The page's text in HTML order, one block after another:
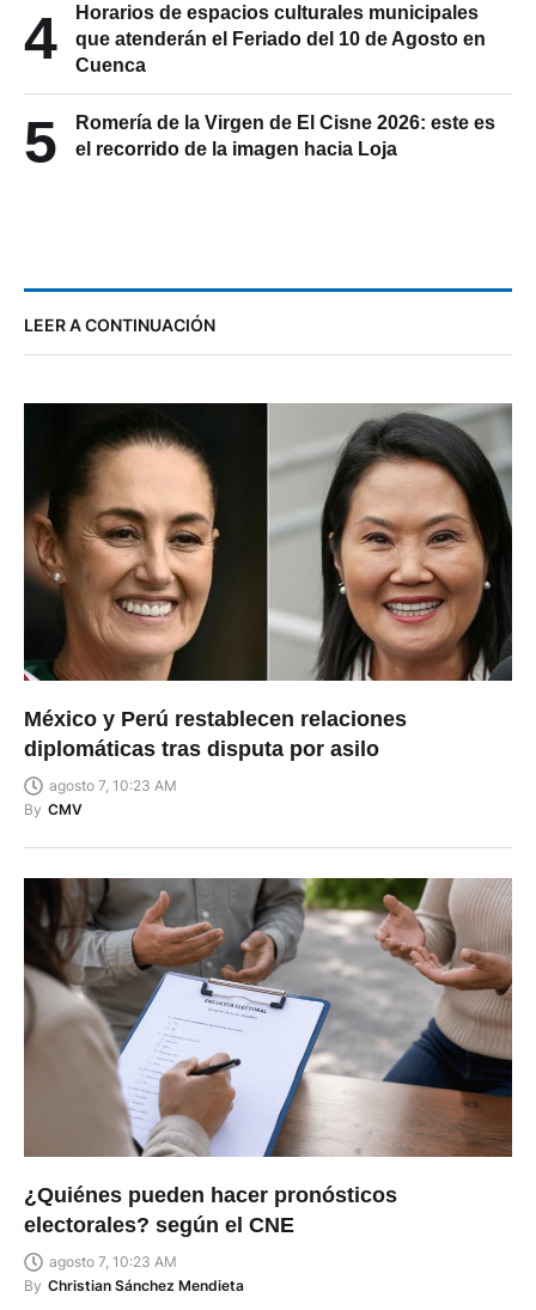
4
Horarios de espacios culturales municipales
que atenderán el Feriado del 10 de Agosto en
Cuenca
5
Romería de la Virgen de El Cisne 2026: este es
el recorrido de la imagen hacia Loja
LEER A CONTINUACIÓN
México y Perú restablecen relaciones
diplomáticas tras disputa por asilo
agosto 7, 10:23 AM
By CMV
¿Quiénes pueden hacer pronósticos
electorales? según el CNE
agosto 7, 10:23 AM
By Christian Sánchez Mendieta